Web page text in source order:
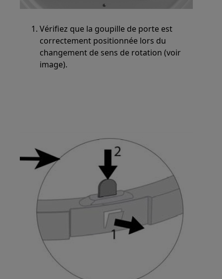
Vérifiez que la goupille de porte est
correctement positionnée lors du
changement de sens de rotation (voir
image).